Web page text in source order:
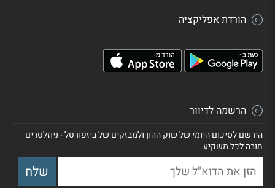
הורדת אפליקציה
הרשמה לדיוור
הירשם לסיכום היומי של שוק ההון ולמבזקים של ביזפורטל - ניוזלטרים
חובה לכל משקיע